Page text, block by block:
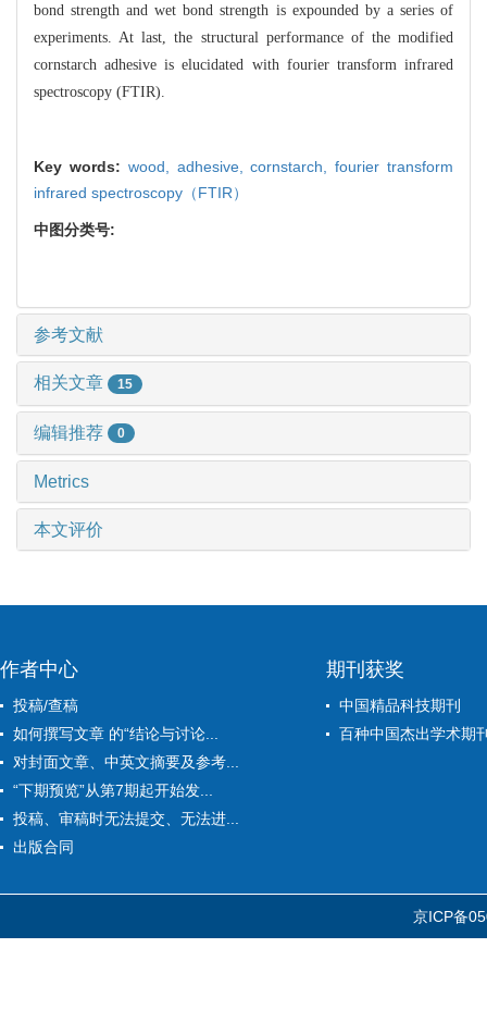
bond strength and wet bond strength is expounded by a series of
experiments. At last, the structural performance of the modified
cornstarch adhesive is elucidated with fourier transform infrared
spectroscopy (FTIR).
Key words: wood, adhesive,cornstarch,fourier transform
infrared spectroscopy（FTIR）
中图分类号:
参考文献
相关文章 15
编辑推荐 0
Metrics
本文评价
作者中心
投稿/查稿
如何撰写文章 的“结论与讨论...
对封面文章、中英文摘要及参考...
“下期预览”从第7期起开始发...
投稿、审稿时无法提交、无法进...
出版合同
期刊获奖
中国精品科技期刊
百种中国杰出学术期
京ICP备